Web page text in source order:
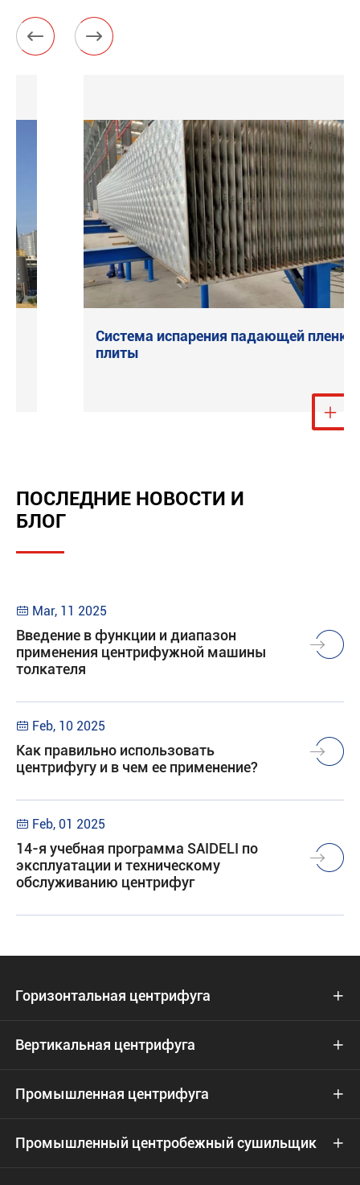
 
Система испарения падающей пленки
плиты
Посмотреть

ПОСЛЕДНИЕ НОВОСТИ И
БЛОГ
 Mar, 11 2025
Введение в функции и диапазон
применения центрифужной машины
толкателя
 Feb, 10 2025
Как правильно использовать
центрифугу и в чем ее применение?
 Feb, 01 2025
14-я учебная программа SAIDELI по
эксплуатации и техническому
обслуживанию центрифуг
Горизонтальная центрифуга 
Вертикальная центрифуга 
Промышленная центрифуга 
Промышленный центробежный сушильщик 